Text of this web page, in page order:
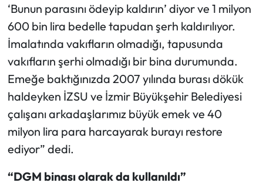
‘Bunun parasını ödeyip kaldırın’ diyor ve 1 milyon
600 bin lira bedelle tapudan şerh kaldırılıyor.
İmalatında vakıfların olmadığı, tapusunda
vakıfların şerhi olmadığı bir bina durumunda.
Emeğe baktığınızda 2007 yılında burası dökük
haldeyken İZSU ve İzmir Büyükşehir Belediyesi
çalışanı arkadaşlarımız büyük emek ve 40
milyon lira para harcayarak burayı restore
ediyor” dedi.
“DGM binası olarak da kullanıldı”